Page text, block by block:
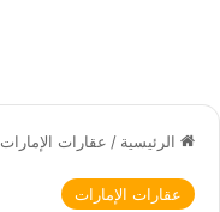
الرئيسية / عقارات الإمارات
عقارات الإمارات